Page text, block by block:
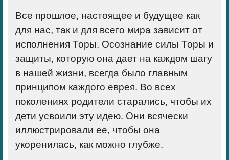
Все прошлое, настоящее и будущее как
для нас, так и для всего мира зависит от
исполнения Торы. Осознание силы Торы и
защиты, которую она дает на каждом шагу
в нашей жизни, всегда было главным
принципом каждого еврея. Во всех
поколениях родители старались, чтобы их
дети усвоили эту идею. Они всячески
иллюстрировали ее, чтобы она
укоренилась, как можно глубже.